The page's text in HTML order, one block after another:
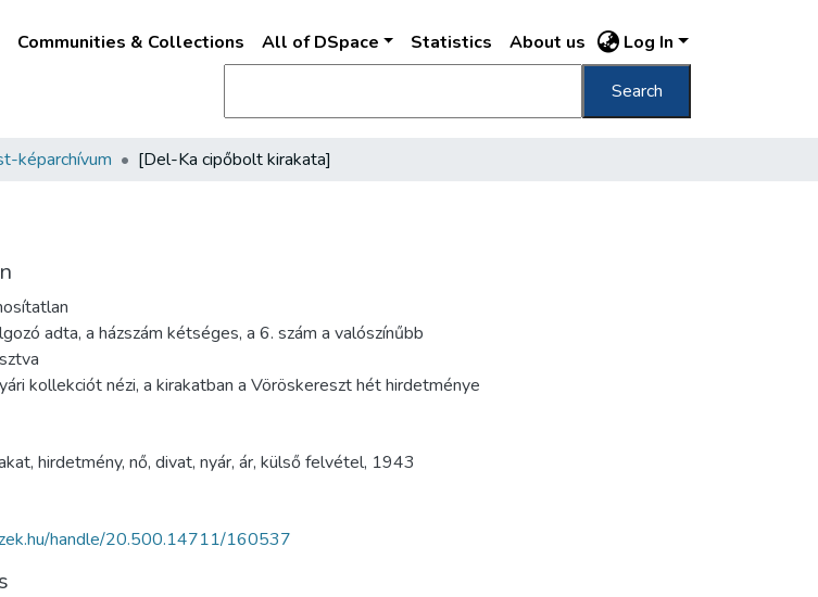
Communities & Collections All of DSpace Statistics About us Log In
Search
képarchívum [Del-Ka cipőbolt kirakata]
adta, a házszám kétséges, a 6. szám a valószínűbb
kollekciót nézi, a kirakatban a Vöröskereszt hét hirdetménye
, hirdetmény, nő, divat, nyár, ár, külső felvétel, 1943
handle/20.500.14711/160537